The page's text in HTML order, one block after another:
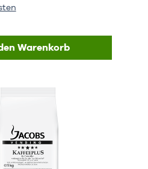
Warenkorb